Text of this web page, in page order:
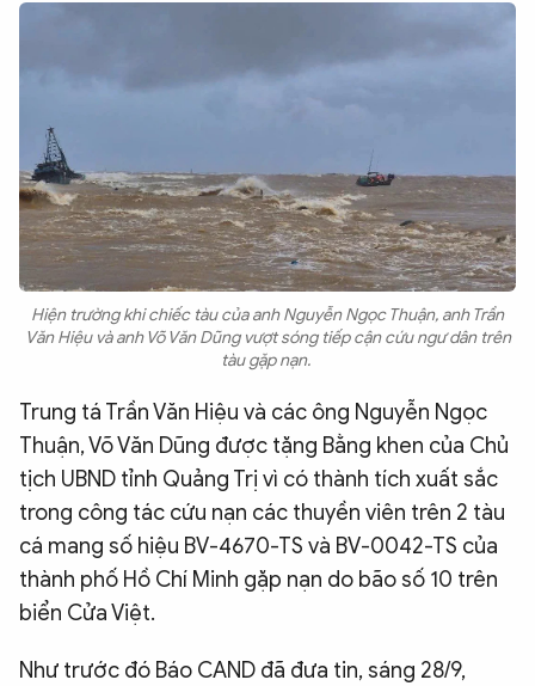
Chuyên trang
Hiện trường khi chiếc tàu của anh Nguyễn Ngọc Thuận, anh Trần
Văn Hiệu và anh Võ Văn Dũng vượt sóng tiếp cận cứu ngư dân trên
tàu gặp nạn.
Trung tá Trần Văn Hiệu và các ông Nguyễn Ngọc
Thuận, Võ Văn Dũng được tặng Bằng khen của Chủ
tịch UBND tỉnh Quảng Trị vì có thành tích xuất sắc
trong công tác cứu nạn các thuyền viên trên 2 tàu
cá mang số hiệu BV-4670-TS và BV-0042-TS của
thành phố Hồ Chí Minh gặp nạn do bão số 10 trên
biển Cửa Việt.
Như trước đó Báo CAND đã đưa tin, sáng 28/9,